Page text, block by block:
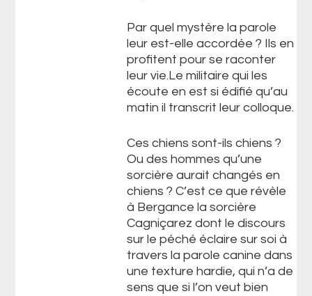
Par quel mystère la parole
leur est-elle accordée ? Ils en
profitent pour se raconter
leur vie.Le militaire qui les
écoute en est si édifié qu’au
matin il transcrit leur colloque.
Ces chiens sont-ils chiens ?
Ou des hommes qu’une
sorcière aurait changés en
chiens ? C’est ce que révèle
à Bergance la sorcière
Cagniçarez dont le discours
sur le péché éclaire sur soi à
travers la parole canine dans
une texture hardie, qui n’a de
sens que si l’on veut bien